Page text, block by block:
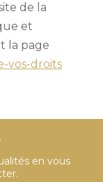
de la
et
la page
vos-droits
en vous